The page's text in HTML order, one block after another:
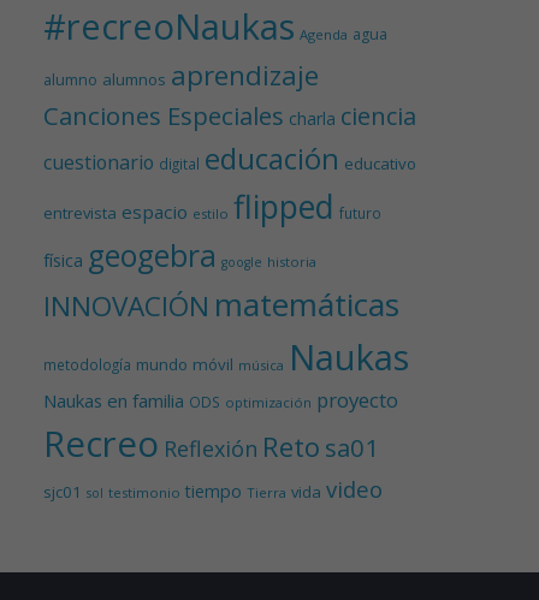
#recreoNaukas Agenda agua
alumno alumnos aprendizaje
Canciones Especiales charla ciencia
cuestionario digital educación educativo
entrevista espacio estilo flipped futuro
física geogebra google historia
INNOVACIÓN matemáticas
metodología mundo móvil música Naukas
Naukas en familia ODS optimización proyecto
Recreo Reflexión Reto sa01
sjc01 sol testimonio tiempo Tierra vida video